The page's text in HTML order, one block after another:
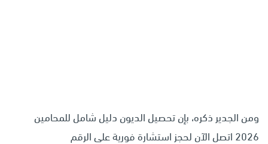
ومن الجدير ذكره، بإن تحصيل الديون دليل شامل للمحامين
2026 اتصل الآن لحجز استشارة فورية على الرقم